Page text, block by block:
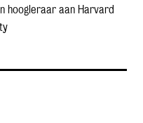
hoogleraar aan Harvard